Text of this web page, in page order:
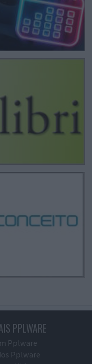
PPLWARE
Pplware
Pplware